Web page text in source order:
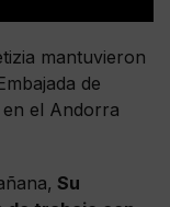
mantuvieron
de
el Andorra
Su